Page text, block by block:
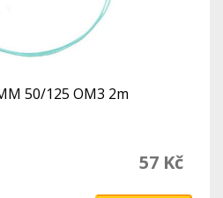
50/125 OM3 2m
57 Kč